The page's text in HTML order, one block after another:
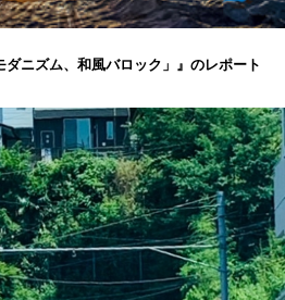
ダニズム、和風バロック」』のレポート